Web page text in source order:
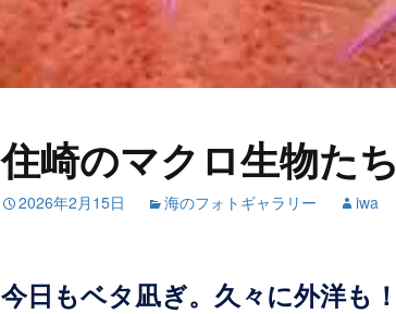
住崎のマクロ生物たち
2026年2月15日 海のフォトギャラリー iwa
今日もベタ凪ぎ。久々に外洋も！